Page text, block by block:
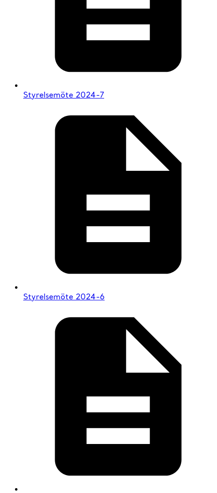
Styrelsemöte 2024-7
Styrelsemöte 2024-6